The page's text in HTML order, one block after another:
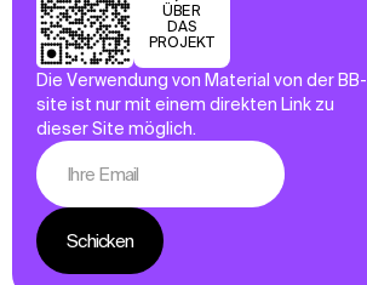
ÜBER
DAS
PROJEKT
Die Verwendung von Material von der BB-
site ist nur mit einem direkten Link zu
dieser Site möglich.